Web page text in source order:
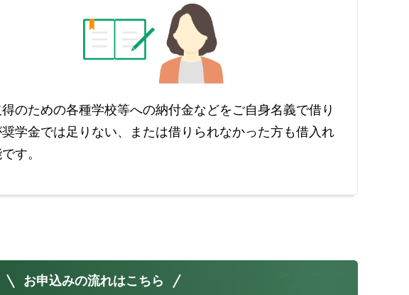
のための各種学校等への納付金などをご自身名義で借り
学金では足りない、または借りられなかった方も借入れ
す。
お申込みの流れはこちら